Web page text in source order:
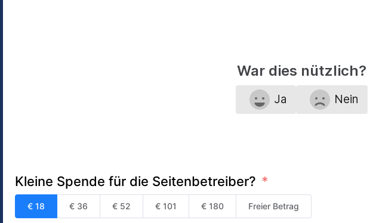
War dies nützlich?
Ja Nein
Kleine Spende für die Seitenbetreiber?
€ 18 € 36 € 52 € 101 € 180 Freier Betrag